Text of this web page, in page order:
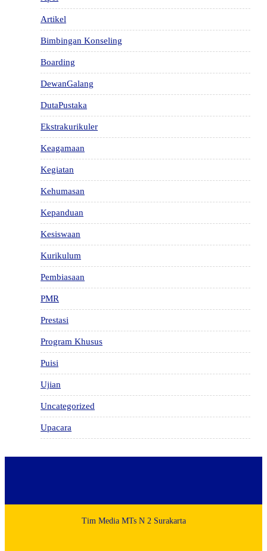
Artikel
Bimbingan Konseling
Boarding
DewanGalang
DutaPustaka
Ekstrakurikuler
Keagamaan
Kegiatan
Kehumasan
Kepanduan
Kesiswaan
Kurikulum
Pembiasaan
PMR
Prestasi
Program Khusus
Puisi
Ujian
Uncategorized
Upacara
Tim Media MTs N 2 Surakarta